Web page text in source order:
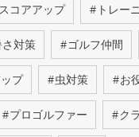
スコアアップ # トレー
対策 #ゴルフ仲間
プ #虫対策 #お
#プロゴルファー #ク